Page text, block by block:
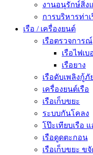
งานอนุรักษ์สิ่ง
การบริหารท่า
เรือ / เครื่องยนต์
เรือตรวจการณ์
เรือไฟเ
เรือยาง
เรือดับเพลิงกู้ภั
เครื่องยนต์เรือ
เรือเก็บขยะ
ระบบกันโคลง
โป๊ะเทียบเรือ
เรือดูดตะกอน
เรือเก็บขยะ ข